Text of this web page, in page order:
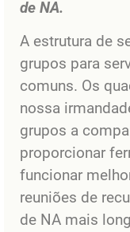
de NA.
A estrutura de
grupos para
comuns. Os
nossa
grupos a
proporcionar
funcionar
reuniões de
de NA mais